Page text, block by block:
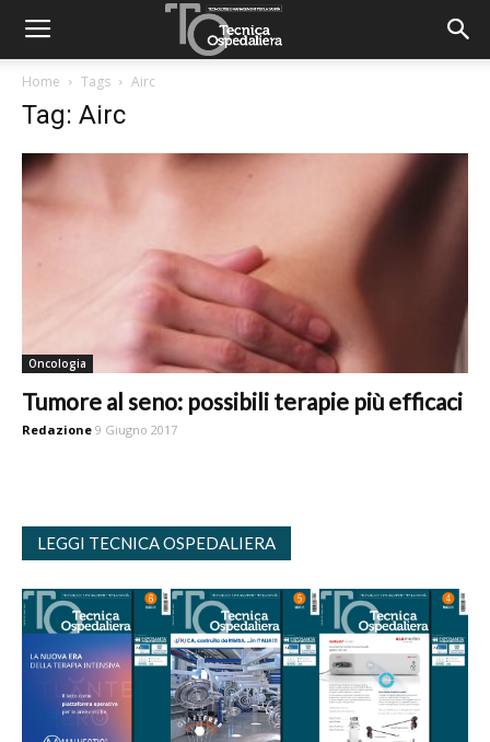
Home Tags Airc
Tag: Airc
Oncologia
Tumore al seno: possibili terapie più efficaci
Redazione 9 Giugno 2017
LEGGI TECNICA OSPEDALIERA